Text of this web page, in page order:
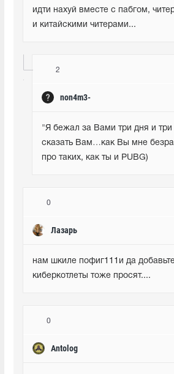
идти нахуй вместе с пабгом,
и китайскими читерами...
2
non4m3-
"Я бежал за Вами три дня и три
сказать Вам…как Вы мне
про таких, как ты и PUBG)
0
Лазарь
нам шкиле пофиг111и да
киберкотлеты тоже просят....
0
Antolog